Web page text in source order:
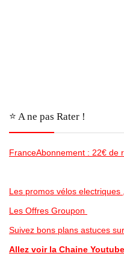
⭐️ A ne pas Rater !
FranceAbonnement : 22€ de
Les promos vélos
Les Offres Groupon
Suivez bons plans astuces
Allez voir la Chaine